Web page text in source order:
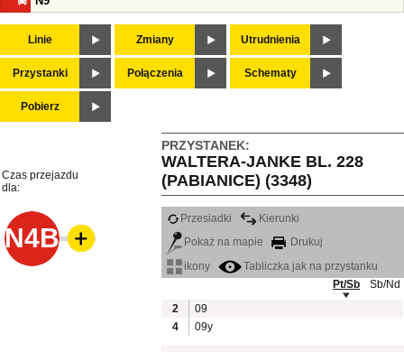
Linie Zmiany Utrudnienia
Przystanki Połączenia Schematy
Pobierz
PRZYSTANEK:
WALTERA-JANKE BL. 228
(PABIANICE) (3348)
Czas przejazdu
dla:
N4B
Przesiadki
Kierunki
Pokaż na mapie
Drukuj
ikony
Tabliczka jak na przystanku
Pt/Sb
Sb/Nd
2
09
4
09y